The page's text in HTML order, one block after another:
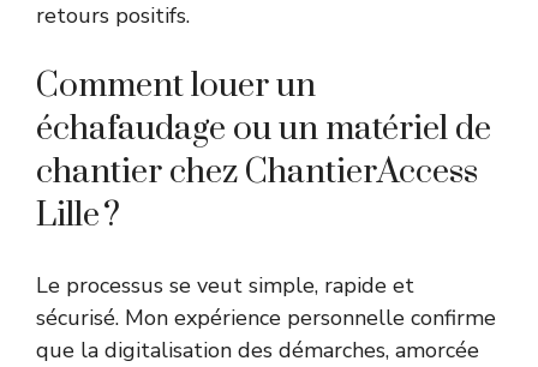
retours positifs.
Comment louer un
échafaudage ou un matériel de
chantier chez ChantierAccess
Lille ?
Le processus se veut simple, rapide et
sécurisé. Mon expérience personnelle confirme
que la digitalisation des démarches, amorcée